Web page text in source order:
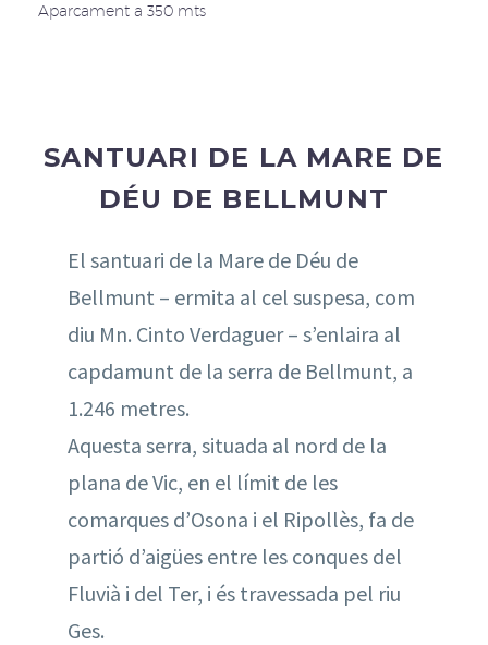
Aparcament a 350 mts
SANTUARI DE LA MARE DE
DÉU DE BELLMUNT
El santuari de la Mare de Déu de
Bellmunt – ermita al cel suspesa, com
diu Mn. Cinto Verdaguer – s’enlaira al
capdamunt de la serra de Bellmunt, a
1.246 metres.
Aquesta serra, situada al nord de la
plana de Vic, en el límit de les
comarques d’Osona i el Ripollès, fa de
partió d’aigües entre les conques del
Fluvià i del Ter, i és travessada pel riu
Ges.